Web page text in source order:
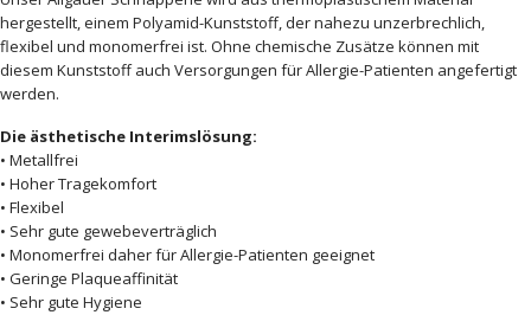
hergestellt, einem Polyamid-Kunststoff, der nahezu unzerbrechlich,
flexibel und monomerfrei ist. Ohne chemische Zusätze können mit
diesem Kunststoff auch Versorgungen für Allergie-Patienten angefertigt
werden.
Die ästhetische Interimslösung:
• Metallfrei
• Hoher Tragekomfort
• Flexibel
• Sehr gute gewebeverträglich
• Monomerfrei daher für Allergie-Patienten geeignet
• Geringe Plaqueaffinität
• Sehr gute Hygiene